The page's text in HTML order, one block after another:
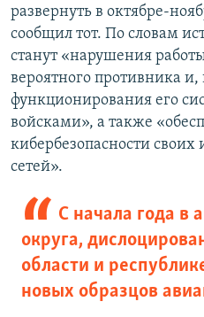
развернуть в октябре-
сообщил тот. По словам
станут «нарушения
вероятного противника
функционирования его
войсками», а также
кибербезопасности
сетей».
С начала года в
округа,
области и
новых образцов